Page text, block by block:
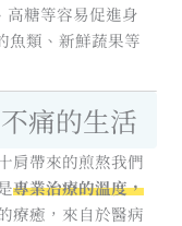
高糖等容易促進身
魚類、新鮮蔬果等
痛的生活
肩帶來的煎熬我們
專業治療的溫度，
療癒，來自於醫病